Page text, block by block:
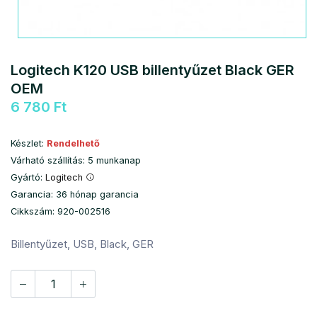
Logitech K120 USB billentyűzet Black GER
OEM
6 780 Ft
Készlet: Rendelhető
Várható szállítás: 5 munkanap
Gyártó: Logitech
Garancia: 36 hónap garancia
Cikkszám: 920-002516
Billentyűzet, USB, Black, GER